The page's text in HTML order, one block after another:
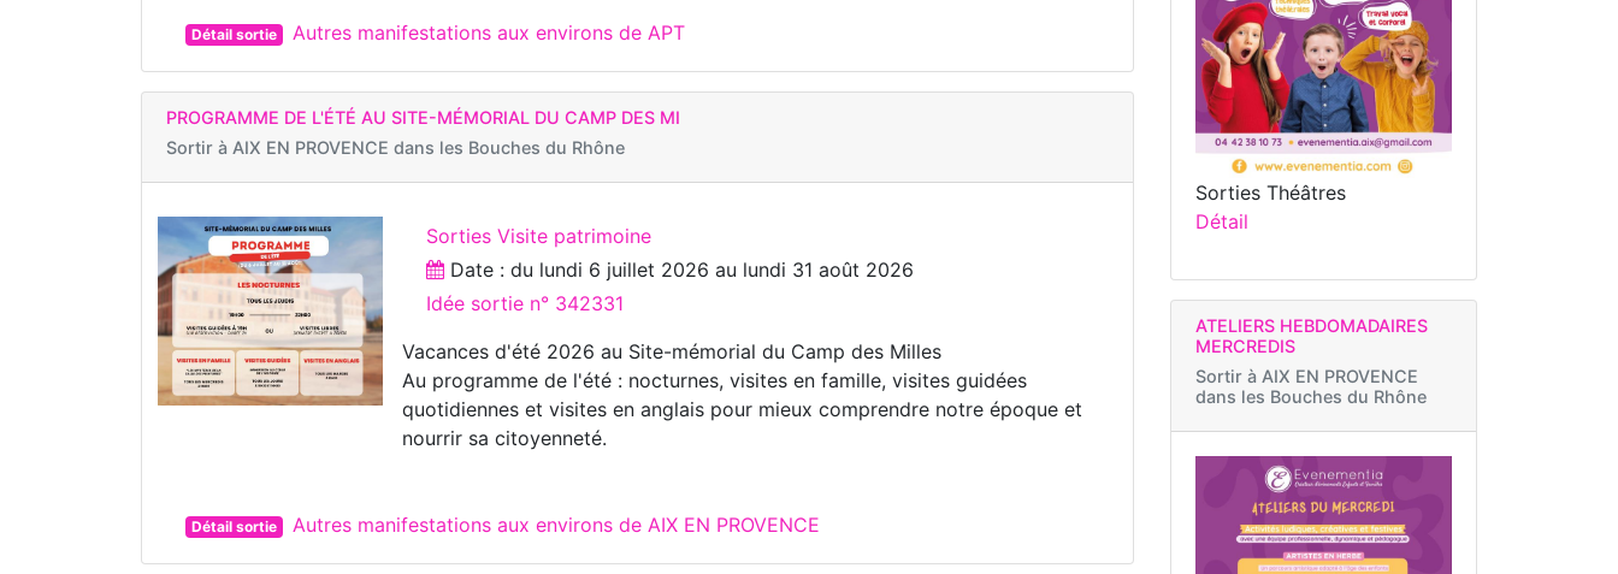
Détail sortie Autres manifestations aux environs de APT
PROGRAMME DE L'ÉTÉ AU SITE-MÉMORIAL DU CAMP DES MI
Sortir à AIX EN PROVENCE dans les Bouches du Rhône
Sorties Visite patrimoine
Date : du lundi 6 juillet 2026 au lundi 31 août 2026
Idée sortie n° 342331
Vacances d'été 2026 au Site-mémorial du Camp des Milles
Au programme de l'été : nocturnes, visites en famille, visites guidées
quotidiennes et visites en anglais pour mieux comprendre notre époque et
nourrir sa citoyenneté.
Détail sortie Autres manifestations aux environs de AIX EN PROVENCE
Sorties Théâtres
Détail
ATELIERS HEBDOMADAIRES
MERCREDIS
Sortir à AIX EN PROVENCE
dans les Bouches du Rhône